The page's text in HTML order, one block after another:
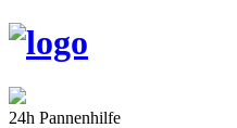
24h Pannenhilfe